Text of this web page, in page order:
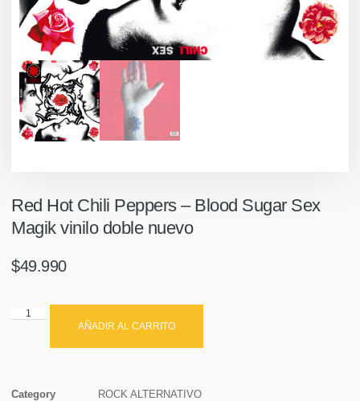
Red Hot Chili Peppers ‎– Blood Sugar Sex
Magik vinilo doble nuevo
$49.990
AÑADIR AL CARRITO
Category
ROCK ALTERNATIVO